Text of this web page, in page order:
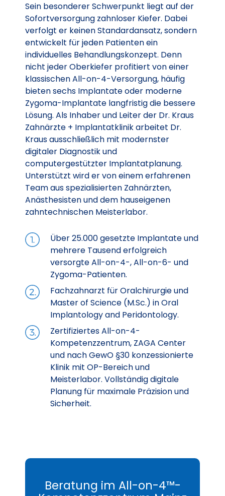
Sein besonderer Schwerpunkt liegt auf der
Sofortversorgung zahnloser Kiefer. Dabei
verfolgt er keinen Standardansatz, sondern
entwickelt für jeden Patienten ein
individuelles Behandlungskonzept. Denn
nicht jeder Oberkiefer profitiert von einer
klassischen All-on-4-Versorgung, häufig
bieten sechs Implantate oder moderne
Zygoma-Implantate langfristig die bessere
Lösung. Als Inhaber und Leiter der Dr. Kraus
Zahnärzte + Implantatklinik arbeitet Dr.
Kraus ausschließlich mit modernster
digitaler Diagnostik und
computergestützter Implantatplanung.
Unterstützt wird er von einem erfahrenen
Team aus spezialisierten Zahnärzten,
Anästhesisten und dem hauseigenen
zahntechnischen Meisterlabor.
Über 25.000 gesetzte Implantate und
mehrere Tausend erfolgreich
versorgte All-on-4-, All-on-6- und
Zygoma-Patienten.
Fachzahnarzt für Oralchirurgie und
Master of Science (M.Sc.) in Oral
Implantology and Peridontology.
Zertifiziertes All-on-4-
Kompetenzzentrum, ZAGA Center
und nach GewO §30 konzessionierte
Klinik mit OP-Bereich und
Meisterlabor. Vollständig digitale
Planung für maximale Präzision und
Sicherheit.
Beratung im All-on-4™-